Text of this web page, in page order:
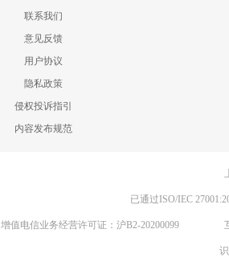
联系我们
意见反馈
用户协议
隐私政策
侵权投诉指引
内容发布规范
已通过ISO/IEC
增值电信业务经营许可证：沪B2-20200099